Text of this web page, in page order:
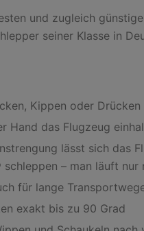
und zugleich
seiner Klasse in
Kippen oder Drücken
Hand das Flugzeug
lässt sich das
– man läuft nur
für lange
exakt bis zu 90 Grad